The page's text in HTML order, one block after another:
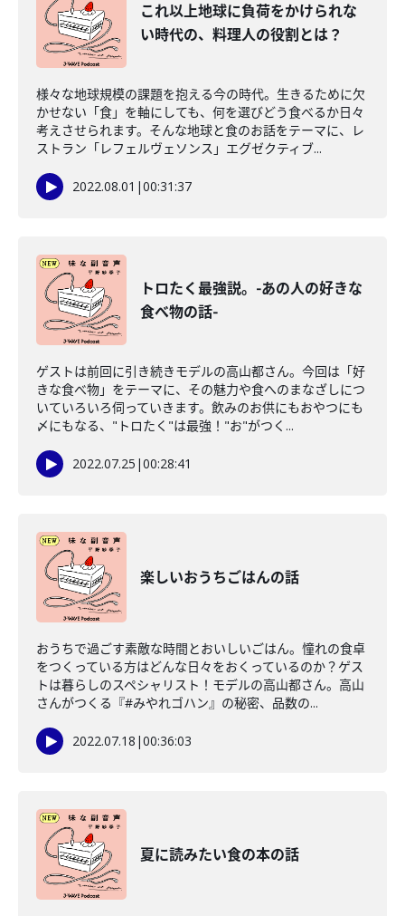
これ以上地球に負荷をかけられな
い時代の、料理人の役割とは？
様々な地球規模の課題を抱える今の時代。生きるために欠
かせない「食」を軸にしても、何を選びどう食べるか日々
考えさせられます。そんな地球と食のお話をテーマに、レ
ストラン「レフェルヴェソンス」エグゼクティブ...
2022.08.01 |00:31:37
トロたく最強説。-あの人の好きな
食べ物の話-
ゲストは前回に引き続きモデルの高山都さん。今回は「好
きな食べ物」をテーマに、その魅力や食へのまなざしにつ
いていろいろ伺っていきます。飲みのお供にもおやつにも
〆にもなる、"トロたく"は最強！"お"がつく...
2022.07.25 |00:28:41
楽しいおうちごはんの話
おうちで過ごす素敵な時間とおいしいごはん。憧れの食卓
をつくっている方はどんな日々をおくっているのか？ゲス
トは暮らしのスペシャリスト！モデルの高山都さん。高山
さんがつくる『#みやれゴハン』の秘密、品数の...
2022.07.18 |00:36:03
夏に読みたい食の本の話